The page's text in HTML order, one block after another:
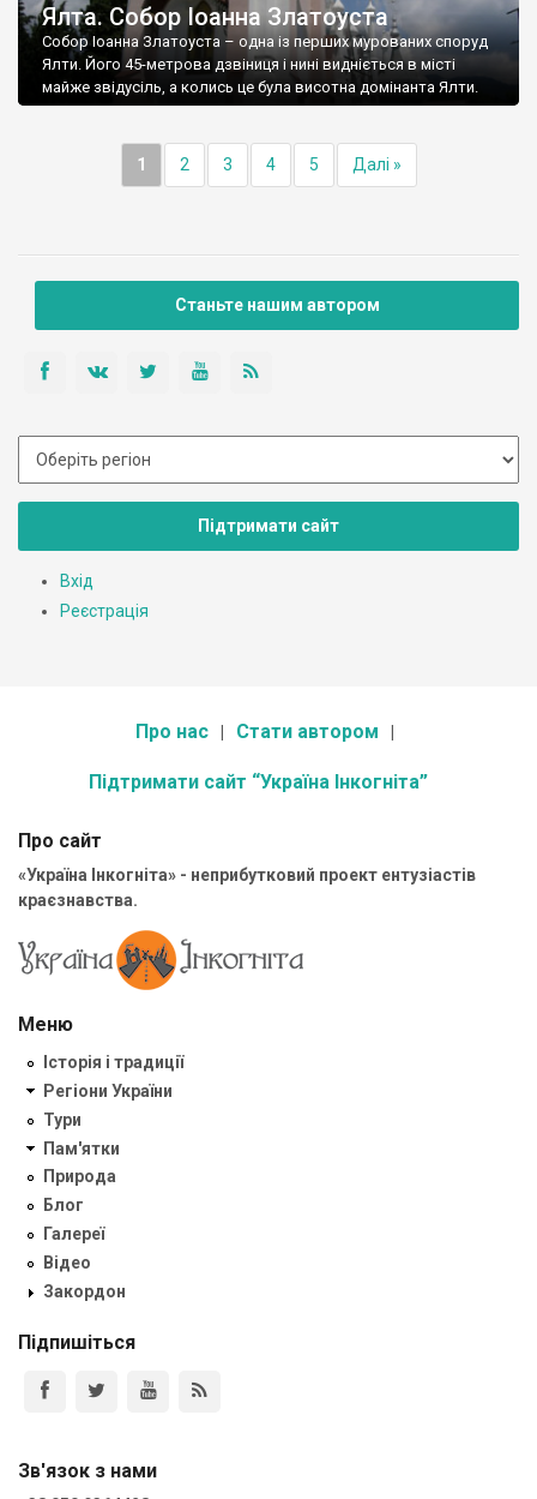
Ялта. Собор Іоанна Златоуста
Собор Іоанна Златоуста – одна із перших мурованих споруд
Ялти. Його 45-метрова дзвіниця і нині видніється в місті
майже звідусіль, а колись це була висотна домінанта Ялти.
1 2 3 4 5 Далі »
Станьте нашим автором
Підтримати сайт
Вхід
Реєстрація
Про нас Стати автором
Підтримати сайт “Україна Інкогніта”
Про сайт
«Україна Інкогніта» - неприбутковий проект ентузіастів
краєзнавства.
Меню
Історія і традиції
Регіони України
Тури
Пам'ятки
Природа
Блог
Галереї
Відео
Закордон
Підпишіться
Зв'язок з нами